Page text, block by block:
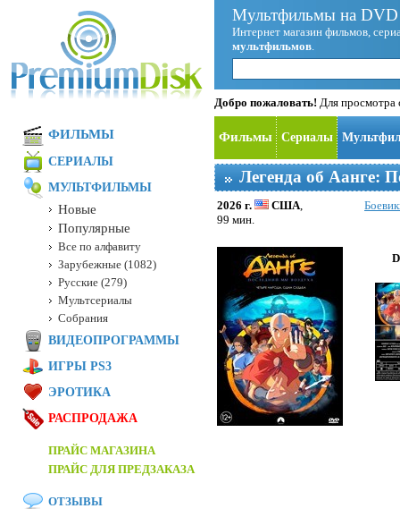
Мультфильмы на
Интернет магазин фильмов,
мультфильмов.
Добро пожаловать! Для просмотра
Фильмы Сериалы
Легенда об Аанге:
2026 г. США,
99 мин.
ФИЛЬМЫ
СЕРИАЛЫ
МУЛЬТФИЛЬМЫ
Новые
Популярные
Все по алфавиту
Зарубежные (1082)
Русские (279)
Мультсериалы
Собрания
ВИДЕОПРОГРАММЫ
ИГРЫ PS3
ЭРОТИКА
РАСПРОДАЖА
ПРАЙС МАГАЗИНА
ПРАЙС ДЛЯ ПРЕДЗАКАЗА
ОТЗЫВЫ